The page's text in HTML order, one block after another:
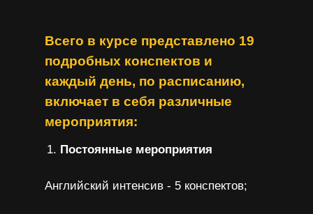
Всего в курсе представлено 19
подробных конспектов и
каждый день, по расписанию,
включает в себя различные
мероприятия:
Постоянные мероприятия
Английский интенсив - 5 конспектов;